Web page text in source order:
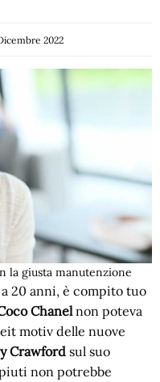
2022
la giusta manutenzione
20 anni, è compito tuo
Chanelnon poteva
motiv delle nuove
Crawfordsul suo
non potrebbe